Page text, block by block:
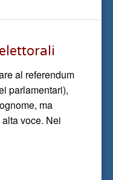
al referendum
parlamentari),
ma
voce. Nei